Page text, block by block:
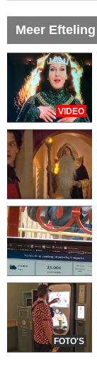
Meer Efteling
VIDEO
FOTO'S